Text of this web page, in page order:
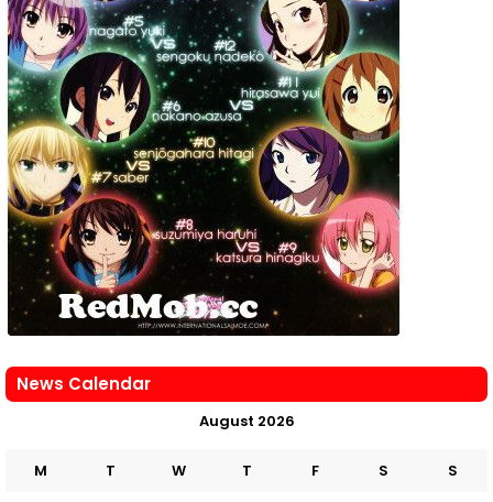
News Calendar
August 2026
M T W T F S S